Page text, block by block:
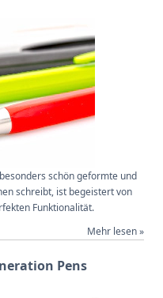
schön geformte und
schreibt, ist begeistert von
Funktionalität.
Mehr lesen »
Pens